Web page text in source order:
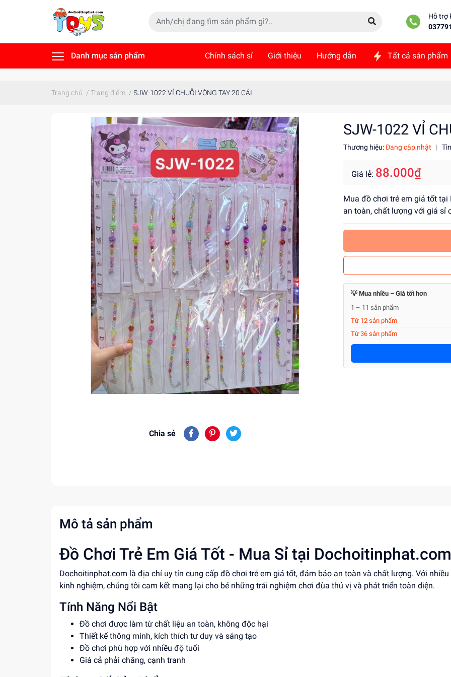
Hỗ trợ
Danh mục sản phẩm Chính sách sỉ Giới thiệu Hướng dẫn Tất cả sản phẩm
Trang chủ / Trang điểm / SJW-1022 VỈ CHUỖI VÒNG TAY 20 CÁI
Chia sẻ
SJW-1022 VỈ
Thương hiệu:Đang cập nhật |
Giá lẻ: 88.000₫
Mua đồ chơi trẻ em giá tốt
an toàn, chất lượng với giá sỉ
💡 Mua nhiều – Giá tốt hơn
1 – 11 sản phẩm
Từ 12 sản phẩm
Từ 36 sản phẩm
Mô tả sản phẩm
Đồ Chơi Trẻ Em Giá Tốt - Mua Sỉ tại Dochoitinphat.com
Dochoitinphat.com là địa chỉ uy tín cung cấp đồ chơi trẻ em giá tốt, đảm bảo an toàn và chất lượng. Với nhiều
kinh nghiệm, chúng tôi cam kết mang lại cho bé những trải nghiệm chơi đùa thú vị và phát triển toàn diện.
Tính Năng Nổi Bật
Đồ chơi được làm từ chất liệu an toàn, không độc hại
Thiết kế thông minh, kích thích tư duy và sáng tạo
Đồ chơi phù hợp với nhiều độ tuổi
Giá cả phải chăng, cạnh tranh